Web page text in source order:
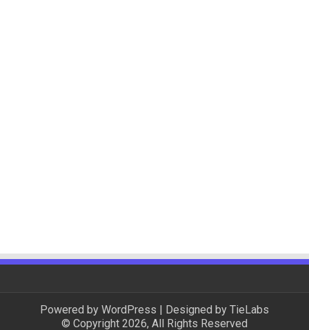
Powered by WordPress | Designed by TieLabs
© Copyright 2026, All Rights Reserved